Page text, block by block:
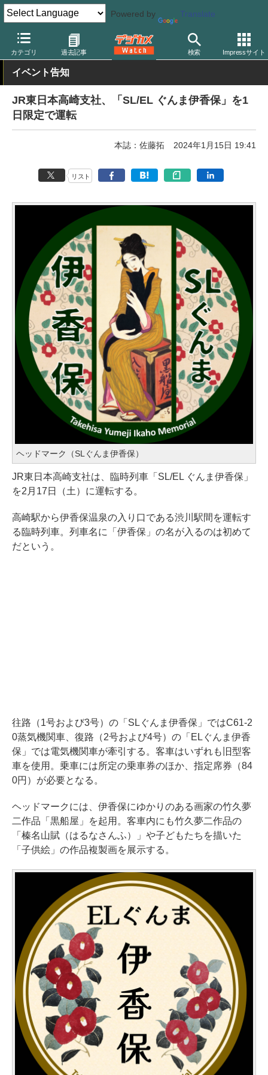
Powered by Translate
カテゴリ 過去記事 検索 Impressサイト
デジカメ Watch 撮影情報 鉄道
イベント告知
JR東日本高崎支社、「SL/EL ぐんま伊香保」を1
日限定で運転
本誌：佐藤拓 2024年1月15日 19:41
リスト
ヘッドマーク（SLぐんま伊香保）
JR東日本高崎支社は、臨時列車「SL/EL ぐんま伊香保」
を2月17日（土）に運転する。
高崎駅から伊香保温泉の入り口である渋川駅間を運転す
る臨時列車。列車名に「伊香保」の名が入るのは初めて
だという。
往路（1号および3号）の「SLぐんま伊香保」ではC61-2
0蒸気機関車、復路（2号および4号）の「ELぐんま伊香
保」では電気機関車が牽引する。客車はいずれも旧型客
車を使用。乗車には所定の乗車券のほか、指定席券（84
0円）が必要となる。
ヘッドマークには、伊香保にゆかりのある画家の竹久夢
二作品「黒船屋」を起用。客車内にも竹久夢二作品の
「榛名山賦（はるなさんふ）」や子どもたちを描いた
「子供絵」の作品複製画を展示する。